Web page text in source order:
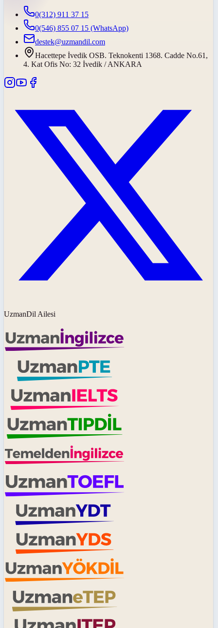
0(312) 911 37 15
0(546) 855 07 15 (WhatsApp)
destek@uzmandil.com
Hacettepe İvedik OSB. Teknokenti 1368. Cadde No.61,
4. Kat Ofis No: 32 İvedik / ANKARA
UzmanDil Ailesi